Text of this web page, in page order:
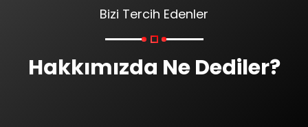
Bizi Tercih Edenler
Hakkımızda Ne Dediler?